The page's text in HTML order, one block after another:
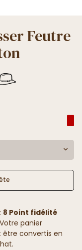
Feutre
8 Point fidélité
panier
être convertis en